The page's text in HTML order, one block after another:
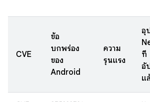
CVE
ข้อ
บกพร่อง
ของ
Android
ความ
รุนแรง
อุ
ที่
อั
แ